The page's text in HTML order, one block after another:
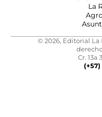
La
© 2026, Editorial La
Cr. 13a